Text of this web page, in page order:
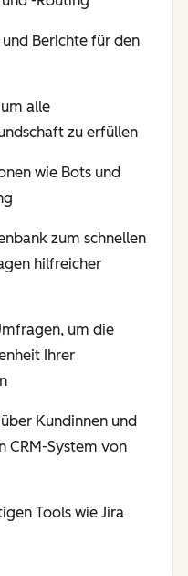
Berichte für den
alle
zu erfüllen
wie Bots und
zum schnellen
hilfreicher
um die
Ihrer
Kundinnen und
CRM-System von
Tools wie Jira